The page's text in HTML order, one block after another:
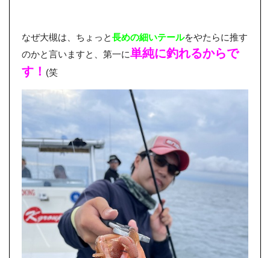
なぜ大槻は、ちょっと長めの細いテールをやたらに推す
のかと言いますと、第一に単純に釣れるからで
す！ (笑